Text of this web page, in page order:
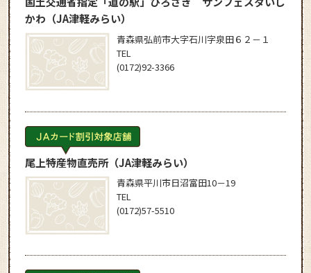
かわ （JA津軽みらい）
青森県弘前市大字石川字泉田６２－１
TEL
(0172)92-3366
尾上特産物直売所（JA津軽みらい）
青森県平川市日沼富田10－19
TEL
(0172)57-5510